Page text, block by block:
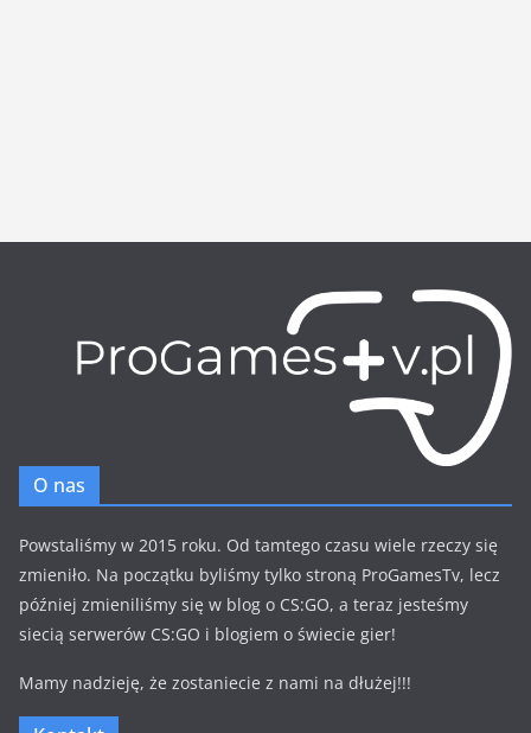
O nas
Powstaliśmy w 2015 roku. Od tamtego czasu wiele rzeczy się
zmieniło. Na początku byliśmy tylko stroną ProGamesTv, lecz
później zmieniliśmy się w blog o CS:GO, a teraz jesteśmy
siecią serwerów CS:GO i blogiem o świecie gier!
Mamy nadzieję, że zostaniecie z nami na dłużej!!!